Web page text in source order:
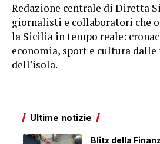
Redazione centrale di Diretta
giornalisti e collaboratori che
la Sicilia in tempo reale:
economia, sport e cultura dalle
dell'isola.
Ultime notizie
Blitz della